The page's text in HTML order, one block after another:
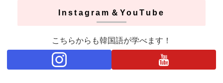
Instagram＆YouTube
こちらからも韓国語が学べます！